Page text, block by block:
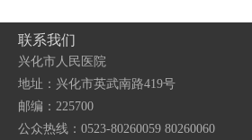
联系我们
兴化市人民医院
地址：兴化市英武南路419号
邮编：225700
公众热线：0523-80260059 80260060